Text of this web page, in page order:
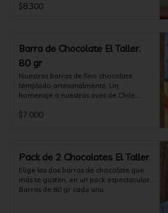
$8.300
Barra de Chocolate El Taller.
80 gr
Nuestras barras de fino chocolate
templado artesanalmente. Un
homenaje a nuestras aves de Chile.
$7.000
Pack de 2 Chocolates El Taller
Elige las dos barras de chocolate que
más te gusten, en un pack espectacular.
Barras de 80 gr cada una.